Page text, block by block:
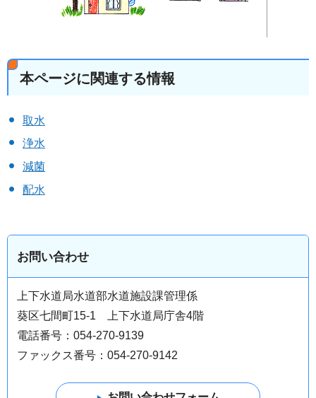
本ページに関連する情報
取水
浄水
減菌
配水
お問い合わせ
上下水道局水道部水道施設課管理係
葵区七間町15-1 上下水道局庁舎4階
電話番号：054-270-9139
ファックス番号：054-270-9142